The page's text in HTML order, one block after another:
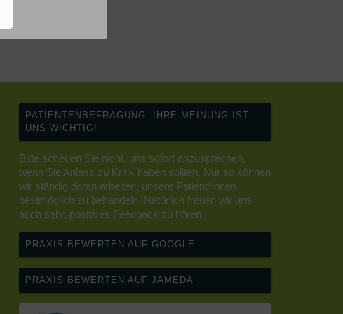
PATIENTENBEFRAGUNG: IHRE MEINUNG IST
UNS WICHTIG!
Bitte scheuen Sie nicht, uns sofort anzusprechen,
wenn Sie Anlass zu Kritik haben sollten. Nur so können
wir ständig daran arbeiten, unsere Patient*innen
bestmöglich zu behandeln. Natürlich freuen wir uns
auch sehr, positives Feedback zu hören.
PRAXIS BEWERTEN AUF GOOGLE
PRAXIS BEWERTEN AUF JAMEDA